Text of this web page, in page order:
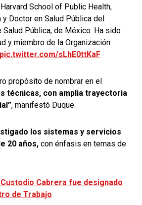
School of Public Health,
y Doctor en Salud Pública del
Pública, de México. Ha sido
y miembro de la Organización
pic.twitter.com/sLhE0ttKaF
propósito de nombrar en el
técnicas, con amplia trayectoria
, manifestó Duque.
los sistemas y servicios
20 años, con énfasis en temas de
Cabrera fue designado
de Trabajo